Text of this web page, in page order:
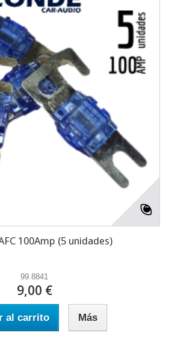
100Amp (5 unidades)
99.8841
9,00 €
al carrito Más